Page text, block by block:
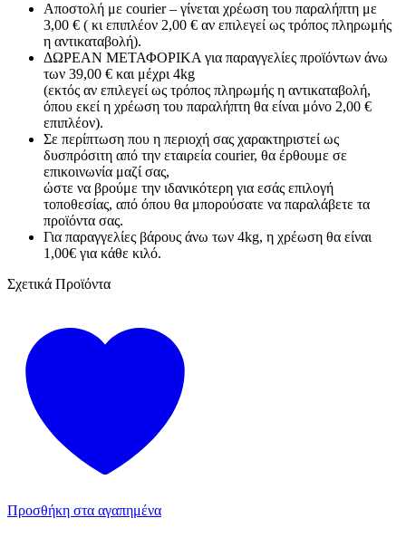
Αποστολή με courier – γίνεται χρέωση του παραλήπτη με
3,00 € ( κι επιπλέον 2,00 € αν επιλεγεί ως τρόπος πληρωμής
η αντικαταβολή).
ΔΩΡΕΑΝ ΜΕΤΑΦΟΡΙΚΑ για παραγγελίες προϊόντων άνω
των 39,00 € και μέχρι 4kg
(εκτός αν επιλεγεί ως τρόπος πληρωμής η αντικαταβολή,
όπου εκεί η χρέωση του παραλήπτη θα είναι μόνο 2,00 €
επιπλέον).
Σε περίπτωση που η περιοχή σας χαρακτηριστεί ως
δυσπρόσιτη από την εταιρεία courier, θα έρθουμε σε
επικοινωνία μαζί σας,
ώστε να βρούμε την ιδανικότερη για εσάς επιλογή
τοποθεσίας, από όπου θα μπορούσατε να παραλάβετε τα
προϊόντα σας.
Για παραγγελίες βάρους άνω των 4kg, η χρέωση θα είναι
1,00€ για κάθε κιλό.
Σχετικά Προϊόντα
Προσθήκη στα αγαπημένα